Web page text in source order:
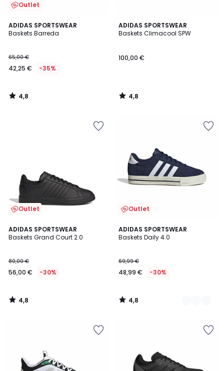
Outlet
ADIDAS SPORTSWEAR
Baskets Barreda
65,00 €
42,25 € -35%
4,8
/ 5
4,8
/
ADIDAS SPORTSWEAR
Baskets Climacool SPW
100,00 €
4,8
/ 5
4,8
/
Outlet
ADIDAS SPORTSWEAR
Baskets Grand Court 2.0
80,00 €
56,00 € -30%
4,8
/ 5
4,8
/
Outlet
ADIDAS SPORTSWEAR
Baskets Daily 4.0
69,99 €
48,99 € -30%
4,8
/ 5
2
Couleurs
4,8
/